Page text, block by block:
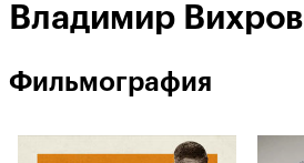
Владимир Вихров
Фильмография